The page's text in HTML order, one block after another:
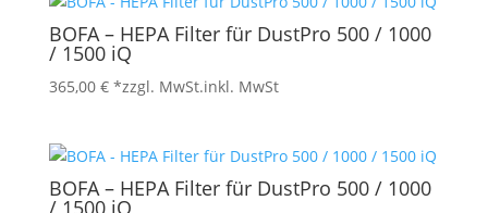
BOFA – HEPA Filter für DustPro 500 / 1000
/ 1500 iQ
365,00 € *zzgl. MwSt.inkl. MwSt
BOFA – HEPA Filter für DustPro 500 / 1000